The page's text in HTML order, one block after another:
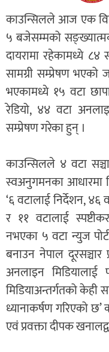
काउन्सिलले आज एक
५ बजेसम्मको
दायरामा रहेकामध्ये ८४
सामग्री सम्प्रेषण भएको
भएकामध्ये १५ वटा
रेडियो, ४४ वटा
सम्प्रेषण गरेका हुन् ।
काउन्सिलले ४ वटा
स्वअनुगमनका आधारमा
‘६ वटालाई निर्देशन,
र ११ वटालाई
नभएका ५ वटा न्युज
बनाउन नेपाल दूरसञ्चार
अनलाइन मिडियालाई
मिडियाअन्तर्गतको केही
ध्यानाकर्षण गरिएको
एवं प्रवक्ता दीपक